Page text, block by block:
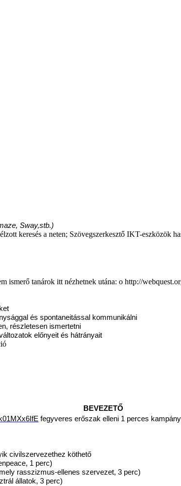
Sway,stb.)
keresés a neten; Szövegszerkesztő IKT-eszközök
ismerő tanárok itt nézhetnek utána: o http://
és spontaneitással kommunikálni
részletesen ismertetni
előnyeit és hátrányait
BEVEZETŐ
fegyveres erőszak elleni 1 perces
civilszervezethez köthető
1 perc)
rasszizmus-ellenes szervezet, 3 perc)
állatok, 3 perc)